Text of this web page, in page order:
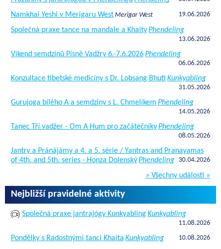
Namkhai Yeshi v Merigaru West Merigar West 19.06.2026
Společná praxe tance na mandale a KhaityPhendeling
13.06.2026
Víkend semdzinů Písně Vadžry 6.-7.6.2026Phendeling
06.06.2026
Konzultace tibetské medicíny s Dr. Lobsang Bhuti Kunkyabling
31.05.2026
Gurujoga bílého A a semdziny s L. Chmelíkem Phendeling
14.05.2026
Tanec Tří vadžer - Om A Hum pro začátečníkyPhendeling
08.05.2026
Jantry a Pránájámy a 4. a 5. série / Yantras and Pranayamas
of 4th. and 5th. series - Honza DolenskýPhendeling 30.04.2026
» Všechny události »
Nejbližší pravidelné aktivity
Společná praxe jantrajógy KunkyablingKunkyabling
11.08.2026
Pondělky s Radostnými tanci Khaita Kunkyabling 10.08.2026